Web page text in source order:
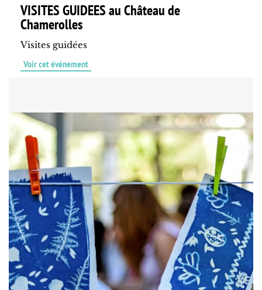
VISITES GUIDEES au Château de
Chamerolles
Visites guidées
Voir cet événement